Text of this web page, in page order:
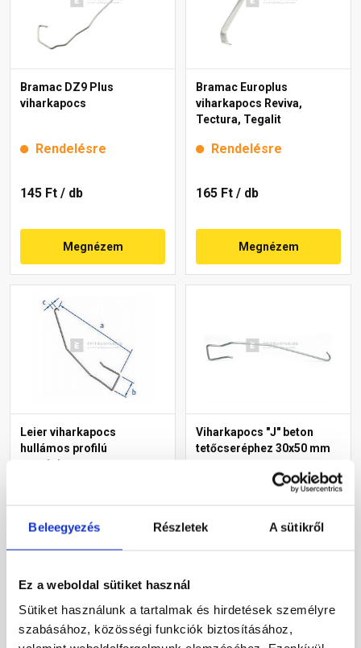
Beleegyezés Részletek A sütikről
Ez a weboldal sütiket használ
Sütiket használunk a tartalmak és hirdetések személyre
szabásához, közösségi funkciók biztosításához,
Bramac DZ9 Plus
viharkapocs
Rendelésre
145 Ft / db
Megnézem
Bramac Europlus
viharkapocs Reviva,
Tectura, Tegalit
Rendelésre
165 Ft / db
Megnézem
Leier viharkapocs
hullámos profilú
cseréphez
/ db
Megnézem
Viharkapocs "J" beton
tetőcseréphez 30x50 mm